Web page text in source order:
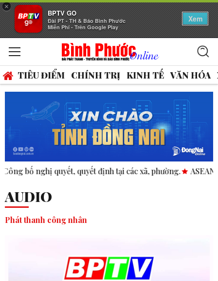
×
BPTV GO
Đài PT - TH & Báo Bình Phước
Miễn Phí - Trên Google Play
Xem
TIÊU ĐIỂM CHÍNH TRỊ KINH TẾ VĂN HÓA
quyết định tại các xã, phường. ASEAN thúc đẩy bình
AUDIO
Phát thanh công nhân